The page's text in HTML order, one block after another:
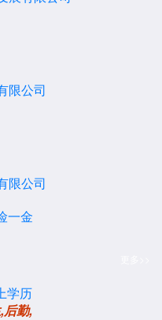
限公司
限公司
一金
学历
后勤,